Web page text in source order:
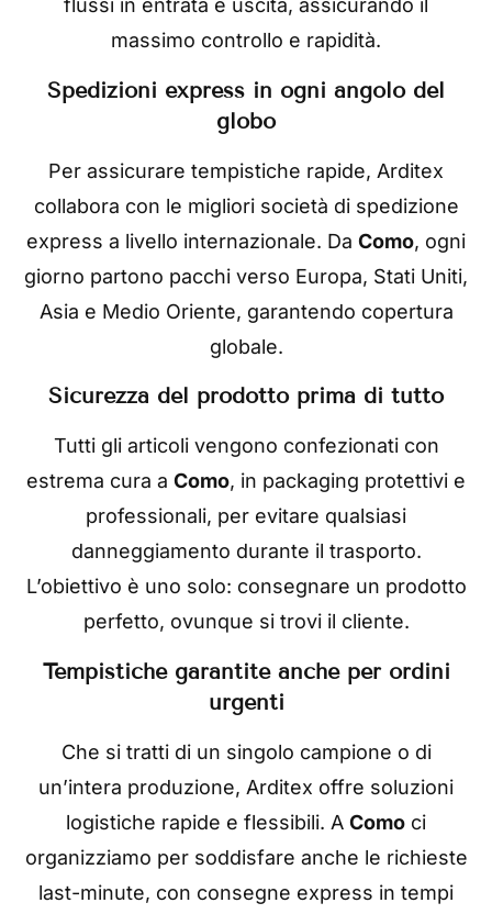
flussi in entrata e uscita, assicurando il
massimo controllo e rapidità.
Spedizioni express in ogni angolo del
globo
Per assicurare tempistiche rapide, Arditex
collabora con le migliori società di spedizione
express a livello internazionale. Da Como, ogni
giorno partono pacchi verso Europa, Stati Uniti,
Asia e Medio Oriente, garantendo copertura
globale.
Sicurezza del prodotto prima di tutto
Tutti gli articoli vengono confezionati con
estrema cura a Como, in packaging protettivi e
professionali, per evitare qualsiasi
danneggiamento durante il trasporto.
L’obiettivo è uno solo: consegnare un prodotto
perfetto, ovunque si trovi il cliente.
Tempistiche garantite anche per ordini
urgenti
Che si tratti di un singolo campione o di
un’intera produzione, Arditex offre soluzioni
logistiche rapide e flessibili. A Como ci
organizziamo per soddisfare anche le richieste
last-minute, con consegne express in tempi